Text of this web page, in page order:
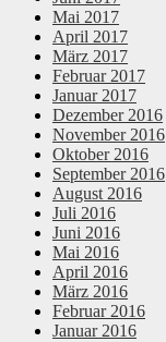
Mai 2017
April 2017
März 2017
Februar 2017
Januar 2017
Dezember 2016
November 2016
Oktober 2016
September 2016
August 2016
Juli 2016
Juni 2016
Mai 2016
April 2016
März 2016
Februar 2016
Januar 2016